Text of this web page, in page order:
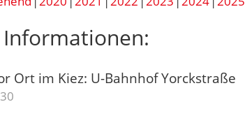
Ort im Kiez: U-Bahnhof Yorckstraße